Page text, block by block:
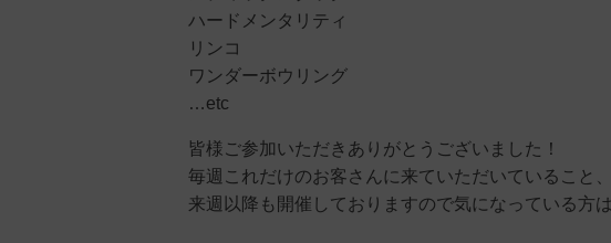
ハードメンタリティ
リンコ
ワンダーボウリング
…etc
皆様ご参加いただきありがとうございました！
毎週これだけのお客さんに来ていただいていること
来週以降も開催しておりますので気になっている方